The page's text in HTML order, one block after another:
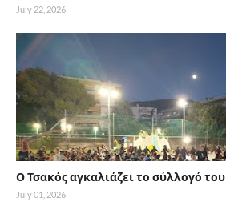
July 22, 2026
Ο Τσακός αγκαλιάζει το σύλλογό του
July 01, 2026